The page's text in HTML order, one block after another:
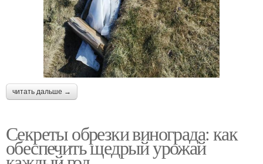
читать дальше →
Секреты обрезки винограда: как
обеспечить щедрый урожай